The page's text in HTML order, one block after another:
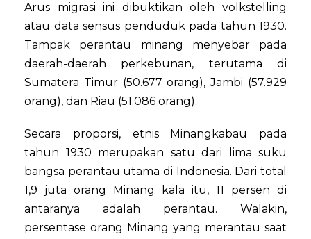
Arus migrasi ini dibuktikan oleh volkstelling
atau data sensus penduduk pada tahun 1930.
Tampak perantau minang menyebar pada
daerah-daerah perkebunan, terutama di
Sumatera Timur (50.677 orang), Jambi (57.929
orang), dan Riau (51.086 orang).
Secara proporsi, etnis Minangkabau pada
tahun 1930 merupakan satu dari lima suku
bangsa perantau utama di Indonesia. Dari total
1,9 juta orang Minang kala itu, 11 persen di
antaranya adalah perantau. Walakin,
persentase orang Minang yang merantau saat